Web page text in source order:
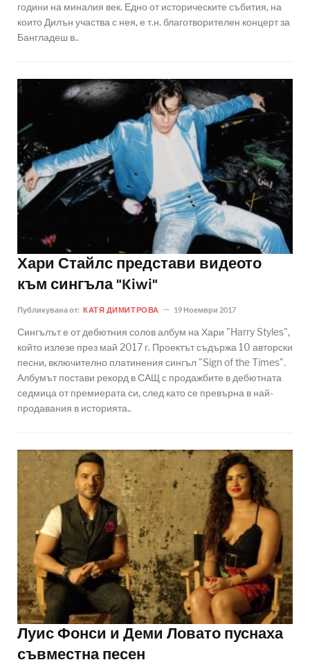
години на миналия век. Едно от историческите събития, на
които Дилън участва с нея, е т.н. благотворителен концерт за
Бангладеш в..
Хари Стайлс представи видеото
към сингъла "Kiwi"
Публикувана от: КАТЯ ДИМИТРОВА 19 Ноември 2017
Сингълът е от дебютния солов албум на Хари "Harry Styles",
който излезе през май 2017 г. Проектът съдържа 10 авторски
песни, включително платинения сингъл "Sign of the Times".
Албумът постави рекорд в САЩ с продажбите в дебютната
седмица от премиерата си, след като се превърна в най-
продавания в историята..
Луис Фонси и Деми Ловато пуснаха
съвместна песен